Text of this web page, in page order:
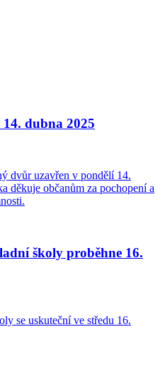
dubna 2025
dvůr uzavřen v pondělí 14.
děkuje občanům za pochopení a
školy proběhne 16.
se uskuteční ve středu 16.